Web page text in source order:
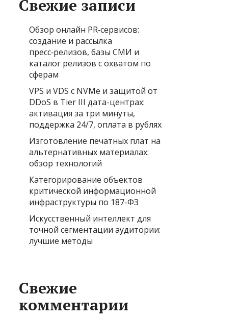
Свежие записи
Обзор онлайн PR‑сервисов:
создание и рассылка
пресс‑релизов, базы СМИ и
каталог релизов с охватом по
сферам
VPS и VDS с NVMe и защитой от
DDoS в Tier III дата-центрах:
активация за три минуты,
поддержка 24/7, оплата в рублях
Изготовление печатных плат на
альтернативных материалах:
обзор технологий
Категорирование объектов
критической информационной
инфраструктуры по 187-ФЗ
Искусственный интеллект для
точной сегментации аудитории:
лучшие методы
Свежие
комментарии